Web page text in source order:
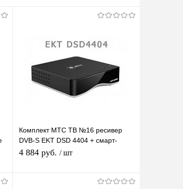
Комплект МТС ТВ №16 ресивер
DVB-S EKT DSD 4404 + смарт-
карта CAS Irdeto на 1 год
4 884 руб. / шт